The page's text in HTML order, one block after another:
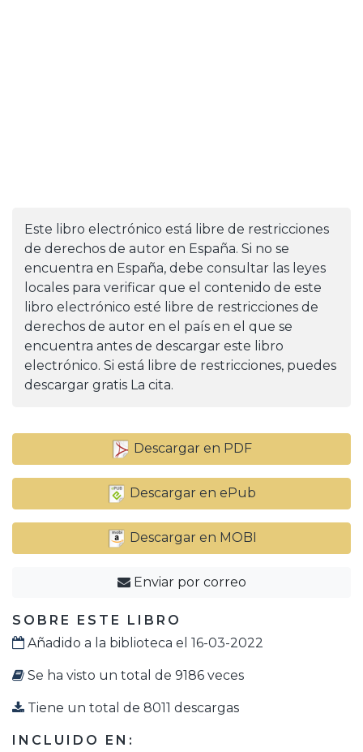
Este libro electrónico está libre de restricciones
de derechos de autor en España. Si no se
encuentra en España, debe consultar las leyes
locales para verificar que el contenido de este
libro electrónico esté libre de restricciones de
derechos de autor en el país en el que se
encuentra antes de descargar este libro
electrónico. Si está libre de restricciones, puedes
descargar gratis La cita.
Descargar en PDF
Descargar en ePub
Descargar en MOBI
Enviar por correo
SOBRE ESTE LIBRO
Añadido a la biblioteca el 16-03-2022
Se ha visto un total de 9186 veces
Tiene un total de 8011 descargas
INCLUIDO EN: